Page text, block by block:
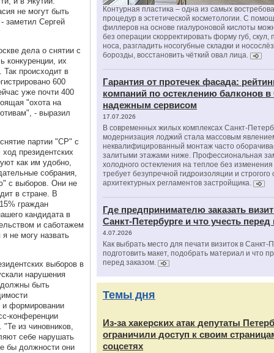
не могут быть
заметил Сергей
дела о снятии с
конкуренции, их
Так происходит в
600
уже почти 400
"охота на
- выразил
партии "СР" с
президентских
как им удобно,
собрания,
с выборов. Они не
в стране. В
граждан
кандидата в
и саботажем
не могу назвать
выборов в
нарушения
должны быть
и формировании
конференции
из чиновников,
себе нарушать
бы должности они
Контурная пластика – одна из самых
процедур в эстетической косметологии. С
филлеров на основе гиалуроновой кислоты
без операции скорректировать форму губ, скул,
носа, разгладить носогубные складки и
борозды, восстановить чёткий овал лица.
Гарантия от протечек фасада:
компаний по остеклению балконов
надежным сервисом
17.07.2026
В современных жилых комплексах Санкт-
модернизация лоджий стала массовым
неквалифицированный монтаж часто
залитыми этажами ниже. Профессиональная
холодного остекления на теплое без
требует безупречной гидроизоляции и
архитектурных регламентов застройщика.
Где предпринимателю заказать
Санкт-Петербурге и что учесть
4.07.2026
Как выбрать место для печати визиток в Санкт-
подготовить макет, подобрать материал и что
перед заказом.
Темы дня
Из‑за хакерских атак депутаты
ограничили доступ к своим
соцсетях